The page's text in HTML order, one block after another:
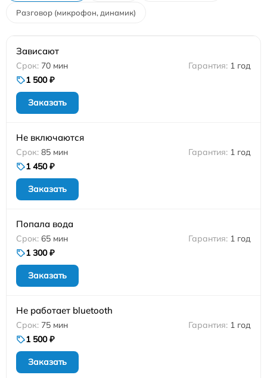
Разговор (микрофон, динамик)
Зависают
70 мин
1 год
1 500 ₽
Заказать
Не включаются
85 мин
1 год
1 450 ₽
Заказать
Попала вода
65 мин
1 год
1 300 ₽
Заказать
Не работает bluetooth
75 мин
1 год
1 500 ₽
Заказать